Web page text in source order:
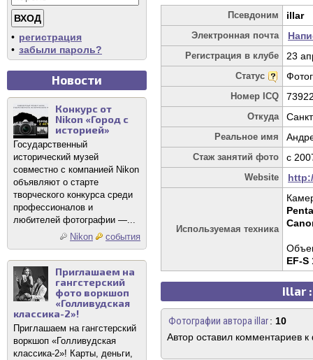
• регистрация
• забыли пароль?
Новости
Конкурс от
Nikon «Город с
историей»
Государственный
исторический музей
совместно с компанией Nikon
объявляют о старте
творческого конкурса среди
профессионалов и
любителей фотографии —...
Nikon
события
Приглашаем на
гангстерский
фото воркшоп
«Голливудская
классика-2»!
Приглашаем на гангстерский
воркшоп «Голливудская
классика-2»! Карты, деньги,
Псевдоним illar
Электронная почта
Регистрация в клубе 23
Статус
Номер ICQ
Откуда
Реальное имя
Стаж занятий фото c
Website
Используемая техника
EF-S
illar
Фотографии автора illar: 10
Автор оставил комментариев